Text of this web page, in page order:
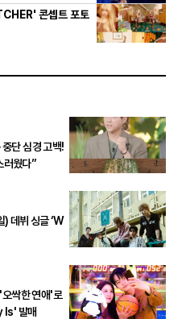
콘셉트 포토
중단 심경 고백!
러웠다”
데뷔 싱글 ‘W
싹한 연애'로
Is' 발매